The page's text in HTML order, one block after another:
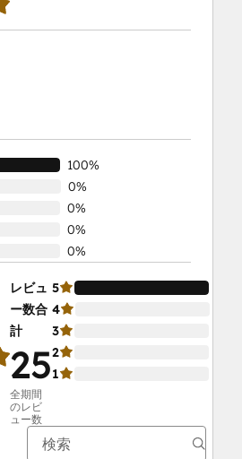
100%
0%
0%
0%
0%
レビュ
ー数合
計
25
全期間
のレビ
ュー数
5
4
3
2
1